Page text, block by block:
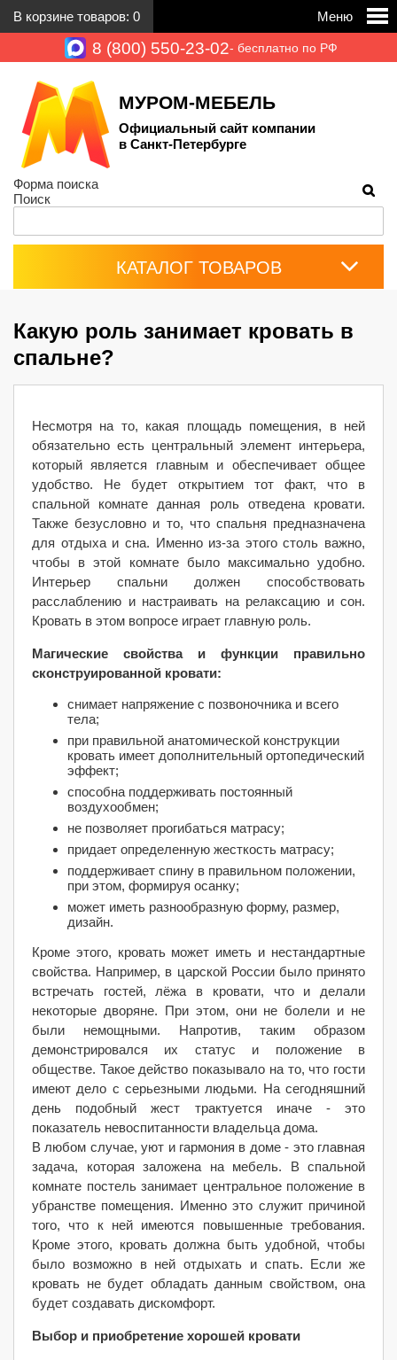
В корзине товаров: 0 Меню
8 (800) 550-23-02- бесплатно по РФ
МУРОМ-МЕБЕЛЬ
Официальный сайт компании
в Санкт-Петербурге
Форма поиска
Поиск
КАТАЛОГ ТОВАРОВ
Какую роль занимает кровать в
спальне?
Несмотря на то, какая площадь помещения, в ней
обязательно есть центральный элемент интерьера,
который является главным и обеспечивает общее
удобство. Не будет открытием тот факт, что в
спальной комнате данная роль отведена кровати.
Также безусловно и то, что спальня предназначена
для отдыха и сна. Именно из-за этого столь важно,
чтобы в этой комнате было максимально удобно.
Интерьер спальни должен способствовать
расслаблению и настраивать на релаксацию и сон.
Кровать в этом вопросе играет главную роль.
Магические свойства и функции правильно
сконструированной кровати:
снимает напряжение с позвоночника и всего
тела;
при правильной анатомической конструкции
кровать имеет дополнительный ортопедический
эффект;
способна поддерживать постоянный
воздухообмен;
не позволяет прогибаться матрасу;
придает определенную жесткость матрасу;
поддерживает спину в правильном положении,
при этом, формируя осанку;
может иметь разнообразную форму, размер,
дизайн.
Кроме этого, кровать может иметь и нестандартные
свойства. Например, в царской России было принято
встречать гостей, лёжа в кровати, что и делали
некоторые дворяне. При этом, они не болели и не
были немощными. Напротив, таким образом
демонстрировался их статус и положение в
обществе. Такое действо показывало на то, что гости
имеют дело с серьезными людьми. На сегодняшний
день подобный жест трактуется иначе - это
показатель невоспитанности владельца дома.
В любом случае, уют и гармония в доме - это главная
задача, которая заложена на мебель. В спальной
комнате постель занимает центральное положение в
убранстве помещения. Именно это служит причиной
того, что к ней имеются повышенные требования.
Кроме этого, кровать должна быть удобной, чтобы
было возможно в ней отдыхать и спать. Если же
кровать не будет обладать данным свойством, она
будет создавать дискомфорт.
Выбор и приобретение хорошей кровати